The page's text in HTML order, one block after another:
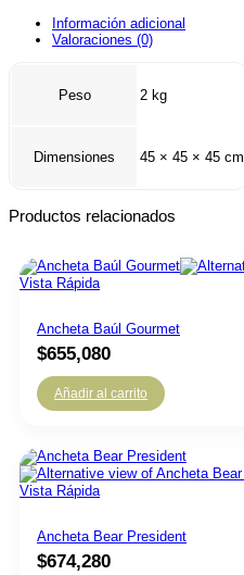
Información adicional
Valoraciones (0)
Peso 2 kg
Dimensiones 45 × 45 × 45 cm
Productos relacionados
Vista Rápida
Ancheta Baúl Gourmet
$655,080
Añadir al carrito
Vista Rápida
Ancheta Bear President
$674,280